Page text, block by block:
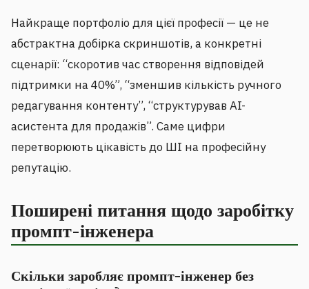
Найкраще портфоліо для цієї професії — це не
абстрактна добірка скриншотів, а конкретні
сценарії: “скоротив час створення відповідей
підтримки на 40%”, “зменшив кількість ручного
редагування контенту”, “структурував AI-
асистента для продажів”. Саме цифри
перетворюють цікавість до ШІ на професійну
репутацію.
Поширені питання щодо заробітку
промпт-інженера
Скільки заробляє промпт-інженер без